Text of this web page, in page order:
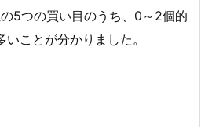
5つの買い目のうち、0～2個的
ことが分かりました。